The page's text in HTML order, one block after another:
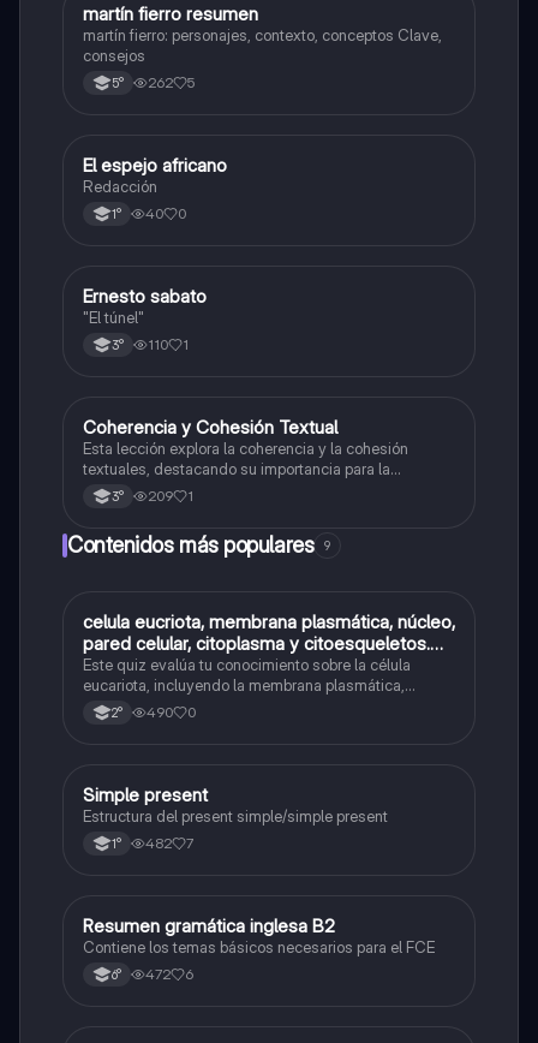
Lengua
martín fierro resumen
martín fierro: personajes, contexto, conceptos Clave,
consejos
5° 262 5
Lengua
El espejo africano
Redacción
1° 40 0
Lengua
Ernesto sabato
"El túnel"
3° 110 1
Lengua
Coherencia y Cohesión Textual
Esta lección explora la coherencia y la cohesión
textuales, destacando su importancia para la
comprensión y la correcta escritura de textos.
3° 209 1
Contenidos más populares 9
CBiología
celula eucriota, membrana plasmática, núcleo,
pared celular, citoplasma y citoesqueletos.
nombre se las partes de la celula eucariota
Este quiz evalúa tu conocimiento sobre la célula
eucariota, incluyendo la membrana plasmática,
núcleo, pared celular, citoplasma y citoesqueleto.
2° 490 0
Inglés
Simple present
Estructura del present simple/simple present
1° 482 7
Inglés
Resumen gramática inglesa B2
Contiene los temas básicos necesarios para el FCE
6° 472 6